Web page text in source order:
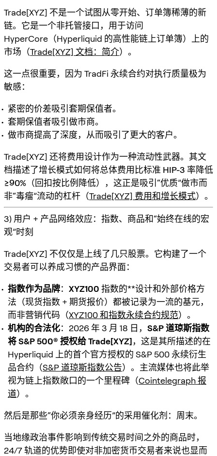
Trade[XYZ] 不是一个试图从零开始、订单簿稀薄的新
链。它是一个非托管接口 ，用于访问
HyperCore（Hyperliquid 的高性能链上订单簿）上的
市场（Trade[XYZ] 文档：简介）。
这一点很重要，因为 TradFi 永续合约对执行质量极为
敏感：
紧密的价差吸引套期保值者。
套期保值者吸引做市商。
做市商提高了深度，从而吸引了更大的客户。
Trade[XYZ] 还将费用设计作为一种流动性武器。其文
档描述了增长模式如何将总体费用比标准 HIP-3 率降低
≥90% （回扣按比例降低），这正是吸引“优质”做市而
非“毒瘤”流动的杠杆（Trade[XYZ] 费用和增长模式）。
3) 用户 + 产品网络效应：指数、商品和“始终在线的宏
观”时刻
Trade[XYZ] 不仅仅是上线了几只股票。它构建了一个
交易者可以养成习惯的产品界面：
指数作为品牌： XYZ100 指数的**设计和外部价格方
法（现货指数 + 期货报价）都被记录为一流的基元，
而非营销代码（XYZ100 和指数永续合约规范）。
机构的合法化：2026 年 3 月 18 日， S&P 道琼斯指数
将 S&P 500® 授权给 Trade[XYZ]，这是其所描述的在
Hyperliquid 上的首个官方授权的 S&P 500 永续衍生
品合约（S&P 道琼斯指数公告）。主流媒体也将此举
视为链上指数敞口的一个里程碑（Cointelegraph 报
道）。
然后是那些“你必须亲身经历”的采用催化剂：周末。
当地缘政治事件影响到传统交易时间之外的商品时，
24/7 轨道的优势即使对非加密货币交易者来说也显而